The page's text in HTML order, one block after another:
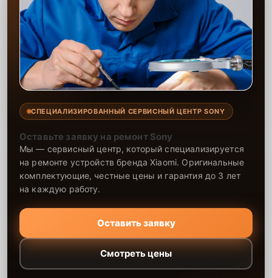
СПЕЦИАЛИЗИРОВАННЫЙ СЕРВИСНЫЙ ЦЕНТР SONY
Оставьте заявку на ремонт Sony
Мы — сервисный центр, который специализируется
на ремонте устройств бренда Xiaomi. Оригинальные
комплектующие, честные цены и гарантия до 3 лет
на каждую работу.
Оставить заявку
Смотреть цены